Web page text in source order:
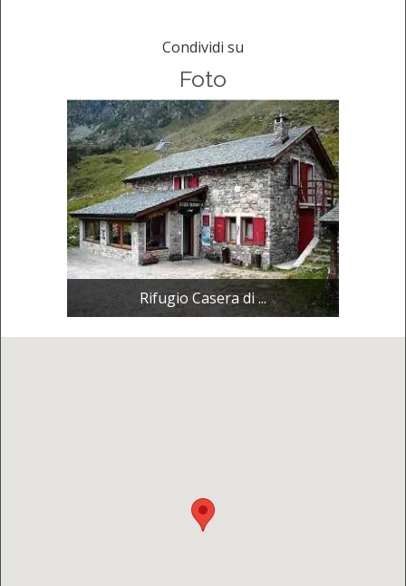
Condividi su
Foto
Rifugio Casera di ...